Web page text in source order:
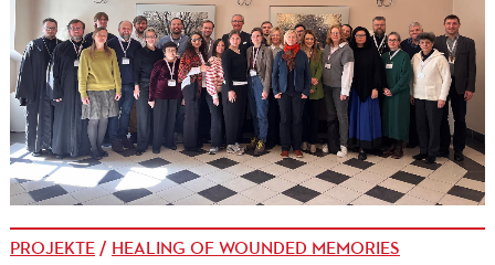
PROJEKTE/ HEALING OF WOUNDED MEMORIES